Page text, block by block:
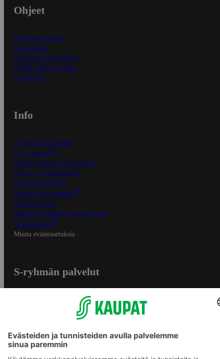
Ohjeet
Ensitilaajan ohjeet
Näin maksat
Näin tilaat ja muokkaat
Kaikki ohjeet ja vinkit
In English
Info
S-Business yrityksille
Oiva-raportit
Osuuskauppojen yhteystiedot
Tilaus- ja toimitusehdot
Tietosuojakäytäntö
Palvelun käyttöehdot
Saavutettavuus
Mobiilisovelluksen saavutettavuus
Mainostajalle
Muuta evästeasetuksia
S-ryhmän palvelut
Yhteishyvä Ruoka -sovellus
S-ostoslista -sovellus
Prisma.fi